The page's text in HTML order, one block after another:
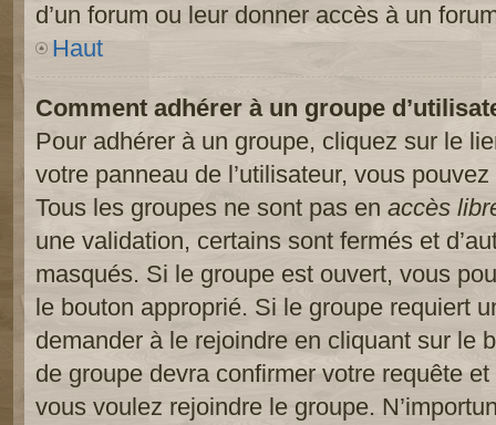
d’un forum ou leur donner accès à un
Haut
Comment adhérer à un groupe
Pour adhérer à un groupe, cliquez sur le
votre panneau de l’utilisateur, vous
Tous les groupes ne sont pas en accès
une validation, certains sont fermés et
masqués. Si le groupe est ouvert, vous
le bouton approprié. Si le groupe requiert
demander à le rejoindre en cliquant sur le
de groupe devra confirmer votre requête
vous voulez rejoindre le groupe.